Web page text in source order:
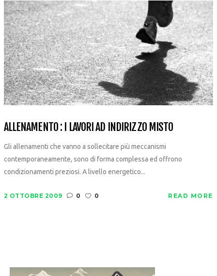
ALLENAMENTO : I LAVORI AD INDIRIZZO MISTO
Gli allenamenti che vanno a sollecitare più meccanismi
contemporaneamente, sono di forma complessa ed offrono
condizionamenti preziosi. A livello energetico...
2 OTTOBRE 2009 0 0 READ MORE